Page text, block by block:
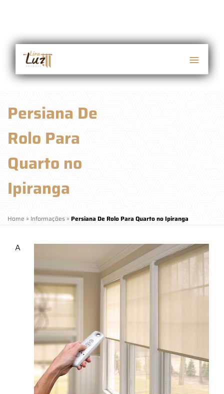
Persiana De
Rolo Para
Quarto no
Ipiranga
Home » Informações » Persiana De Rolo Para Quarto no Ipiranga
A